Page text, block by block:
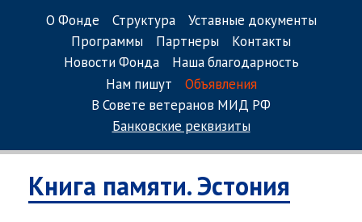
О Фонде Структура
Уставные документы
Программы
Партнеры
Контакты
Новости Фонда
Наша благодарность
Нам пишут
Объявления
В Совете ветеранов МИД РФ
Банковские реквизиты
Книга памяти. Эстония